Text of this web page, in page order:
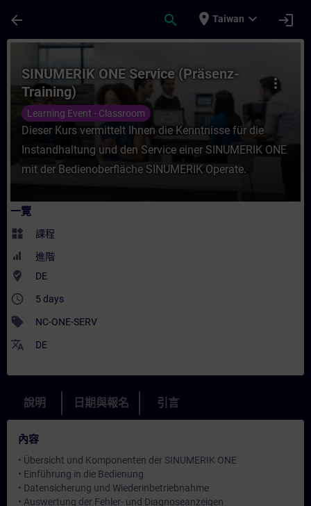
arrow_back search place Taiwan expand_more login
課程 - SINUMERIK ONE Service
more_vert
SINUMERIK ONE Service (Präsenz-
Training)
Learning Event - Classroom
Dieser Kurs vermittelt Ihnen die Kenntnisse für die
Instandhaltung und den Service einer SINUMERIK ONE
mit der Bedienoberfläche SINUMERIK Operate.
一覽
widgets 課程
進階
where_to_vote DE
access_time 5 days
sell NC-ONE-SERV
translate DE
說明 日期與報名 引言
內容
• Übersicht und Komponenten der SINUMERIK ONE
• Einführung in die Bedienung
• Datensicherung und Wiederinbetriebnahme
• Auswertung der Fehler- und Diagnoseanzeigen